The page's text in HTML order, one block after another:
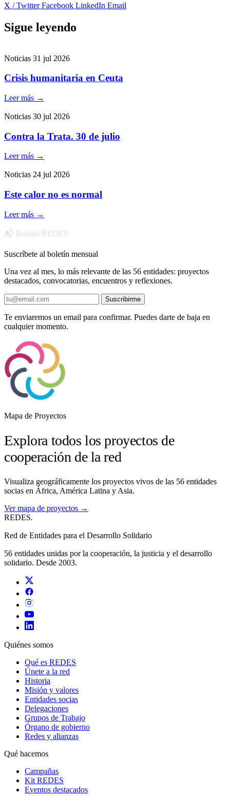
X / TwitterFacebook LinkedIn Email
Sigue leyendo
Noticias 31 jul 2026
Crisis humanitaria en Ceuta
Leer más →
Noticias 30 jul 2026
Contra la Trata. 30 de julio
Leer más →
Noticias 24 jul 2026
Este calor no es normal
Leer más →
📬 Boletín REDES
Suscríbete al boletín mensual
Una vez al mes, lo más relevante de las 56 entidades: proyectos
destacados, convocatorias, encuentros y reflexiones.
Suscribirme
Te enviaremos un email para confirmar. Puedes darte de baja en
cualquier momento.
Mapa de Proyectos
Explora todos los proyectos de
cooperación de la red
Visualiza geográficamente los proyectos vivos de las 56 entidades
socias en África, América Latina y Asia.
Ver mapa de proyectos →
REDES.
Red de Entidades para el Desarrollo Solidario
56 entidades unidas por la cooperación, la justicia y el desarrollo
solidario. Desde 2003.
Quiénes somos
Qué es REDES
Únete a la red
Historia
Misión y valores
Entidades socias
Delegaciones
Grupos de Trabajo
Órgano de gobierno
Redes y alianzas
Qué hacemos
Campañas
Kit REDES
Eventos destacados